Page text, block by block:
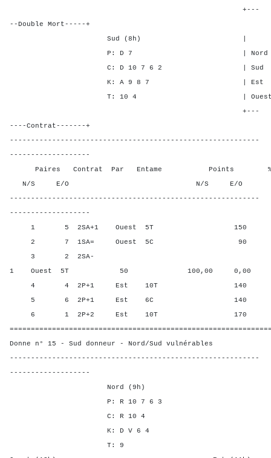
+---
--Double Mort-----+
Sud (8h) | SA P C
P: D 7 | Nord - -
C: D 10 7 6 2 | Sud -
K: A 9 8 7 | Est 1 3
T: 10 4 | Ouest 1 3
+---
----Contrat-------+
-----------------------------------------------------------
-------------------
Paires Contrat Par Entame Points %
N/S E/O N/S E/O N/
-----------------------------------------------------------
-------------------
1 5 2SA+1 Ouest 5T 150
2 7 1SA= Ouest 5C 90
3 2 2SA-
1 Ouest 5T 50 100,00 0,00
4 4 2P+1 Est 10T 140
5 6 2P+1 Est 6C 140
6 1 2P+2 Est 10T 170 0,00
Donne n° 15 - Sud donneur - Nord/Sud vulnérables
-----------------------------------------------------------
-------------------
Nord (9h)
P: R 10 7 6 3
C: R 10 4
K: D V 6 4
T: 9